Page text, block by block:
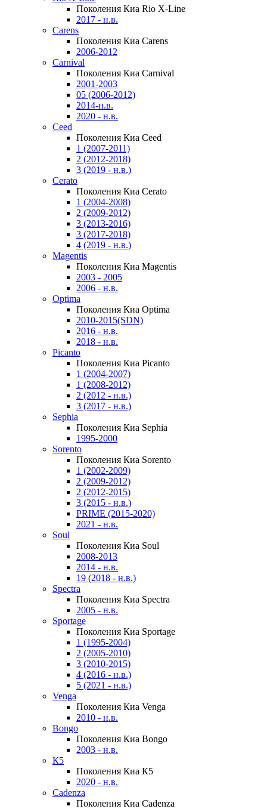
Поколения Киа Rio X-Line
2017 - н.в.
Carens
Поколения Киа Carens
2006-2012
Carnival
Поколения Киа Carnival
2001-2003
05 (2006-2012)
2014-н.в.
2020 - н.в.
Ceed
Поколения Киа Ceed
1 (2007-2011)
2 (2012-2018)
3 (2019 - н.в.)
Cerato
Поколения Киа Cerato
1 (2004-2008)
2 (2009-2012)
3 (2013-2016)
3 (2017-2018)
4 (2019 - н.в.)
Magentis
Поколения Киа Magentis
2003 - 2005
2006 - н.в.
Optima
Поколения Киа Optima
2010-2015(SDN)
2016 - н.в.
2018 - н.в.
Picanto
Поколения Киа Picanto
1 (2004-2007)
1 (2008-2012)
2 (2012 - н.в.)
3 (2017 - н.в.)
Sephia
Поколения Киа Sephia
1995-2000
Sorento
Поколения Киа Sorento
1 (2002-2009)
2 (2009-2012)
2 (2012-2015)
3 (2015 - н.в.)
PRIME (2015-2020)
2021 - н.в.
Soul
Поколения Киа Soul
2008-2013
2014 - н.в.
19 (2018 - н.в.)
Spectra
Поколения Киа Spectra
2005 - н.в.
Sportage
Поколения Киа Sportage
1 (1995-2004)
2 (2005-2010)
3 (2010-2015)
4 (2016 - н.в.)
5 (2021 - н.в.)
Venga
Поколения Киа Venga
2010 - н.в.
Bongo
Поколения Киа Bongo
2003 - н.в.
К5
Поколения Киа К5
2020 - н.в.
Cadenza
Поколения Киа Cadenza